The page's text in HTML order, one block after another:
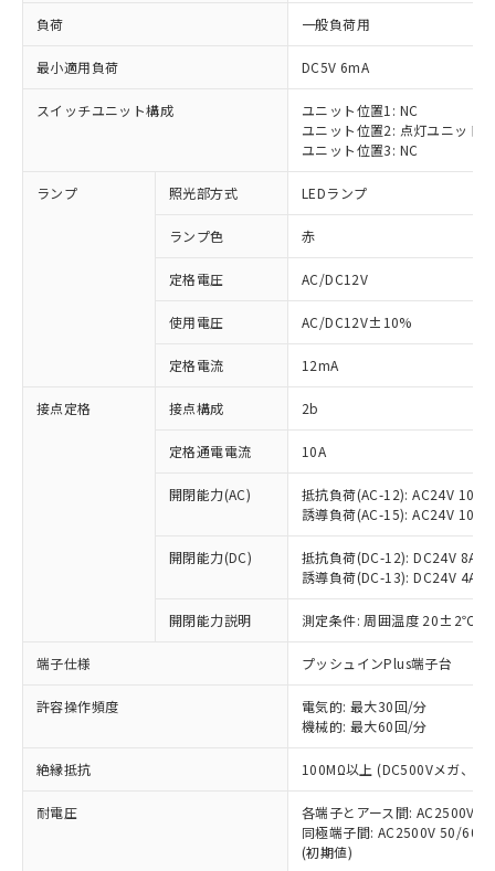
負荷 一般負荷用
最小適用負荷 DC5V 6mA
スイッチユニット構成
ユニット位置1: NC
ユニット位置2: 点灯ユニット
ユニット位置3: NC
ランプ 照光部方式 LEDランプ
ランプ色 赤
定格電圧 AC/DC12V
使用電圧 AC/DC12V±10%
定格電流 12mA
接点定格 接点構成 2b
定格通電電流 10A
開閉能力(AC)
抵抗負荷(AC-12): AC24V 10A/
誘導負荷(AC-15): AC24V
開閉能力(DC)
抵抗負荷(DC-12): DC24V 8A/
誘導負荷(DC-13): DC24V 4A/
開閉能力説明 測定条件: 周囲温度 20±2℃、
端子仕様 プッシュインPlus端子台
許容操作頻度
電気的: 最大30回/分
機械的: 最大60回/分
絶縁抵抗 100MΩ以上 (DC500Vメガ、点
耐電圧
各端子とアース間: AC2500V
同極端子間: AC2500V 50/
(初期値)
ご利用条件
以下の条件をお読みいただき、同意のうえ
ご利用ください。
本サービスは、当社制御機器事業取扱
商品の当社在庫状況および標準価格
(税抜)を提供させていただくもので
当社制御機器事業取扱商品の中には、
本サービスの対象外となる商品もある
ことをご了承ください。
在庫状況および標準価格照会結果は、
記載している更新日時点での社内デー
タに基づき作成されるものであり、閲
覧された時点での実際の在庫および標
準価格とは異なる場合があることをご
※1 対応状況
対応済み：EU RoHS指令（10物質）の
非含有に対応した製品が提供可能な商品で
す。
対応予定：EU RoHS指令（10物質）の非含
有に対応した製品に切り替える予定のある
対応予定なし：EU RoHS指令（10物質）の
非含有に非対応の商品で、対応品を出す予
定はありません。
調査・確認中：EU RoHS指令（10物質）の
非含有の対応状況を調査中または確認中の
非該当品：ライセンス料など無形物で、有
害物質有無と関係のない商品です。
仕入先様の事情により、非含有部品として
いたものが、含有品と判明した場合などや
むを得ず変更することがあります。
六価クロム(Cr(Ⅵ)) 1000ppm以下、ポリ臭化ビフェニル
類(PBB) 1000ppm以下、ポリ臭化ジフェニルエーテル類
「○」：最大均質材料含有率が中国RoHSの
基準値以下であることを示します。
「×」：最大均質材料含有率が中国RoHSの
基準値を超えていることを示します。
「－」：未確認です。当社販売部門へお問
*中国RoHS10物質の基準値 (GB/T26572)：
Pb(鉛) :1000ppm、 Hg(水銀) : 1000ppm、 Cd(カドミウ
Cr(Ⅵ)(六価クロム) : 1000ppm、 PBBs(ポリ臭化ビフェ
当社は、これら貴社製品のうち、外国
為替および外国貿易法に定める商品
（以下｢規制貨物等」という）を輸出
または国外への提供する場合は、日本
国政府の輸出許可(または役務取引許
可)を取得するなどの必要な手続きを